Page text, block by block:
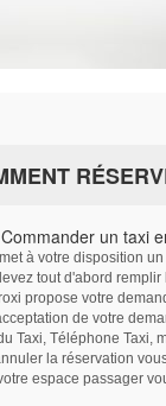
Commander un taxi
à votre disposition
tout d'abord remplir
propose votre
de votre
Téléphone Taxi,
la réservation
espace passager